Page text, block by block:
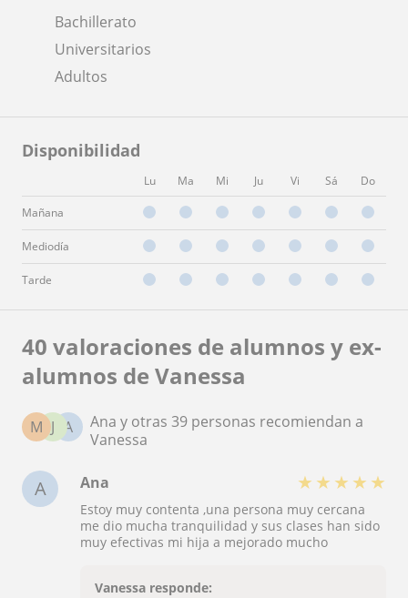
Bachillerato
Universitarios
Adultos
Disponibilidad
Lu Ma Mi Ju Vi Sá Do
Mañana
Mediodía
Tarde
40 valoraciones de alumnos y ex-
alumnos de Vanessa
A
J
M
Ana y otras 39 personas recomiendan a
Vanessa
A Ana ★ ★ ★ ★ ★
Estoy muy contenta ,una persona muy cercana
me dio mucha tranquilidad y sus clases han sido
muy efectivas mi hija a mejorado mucho
Vanessa responde: